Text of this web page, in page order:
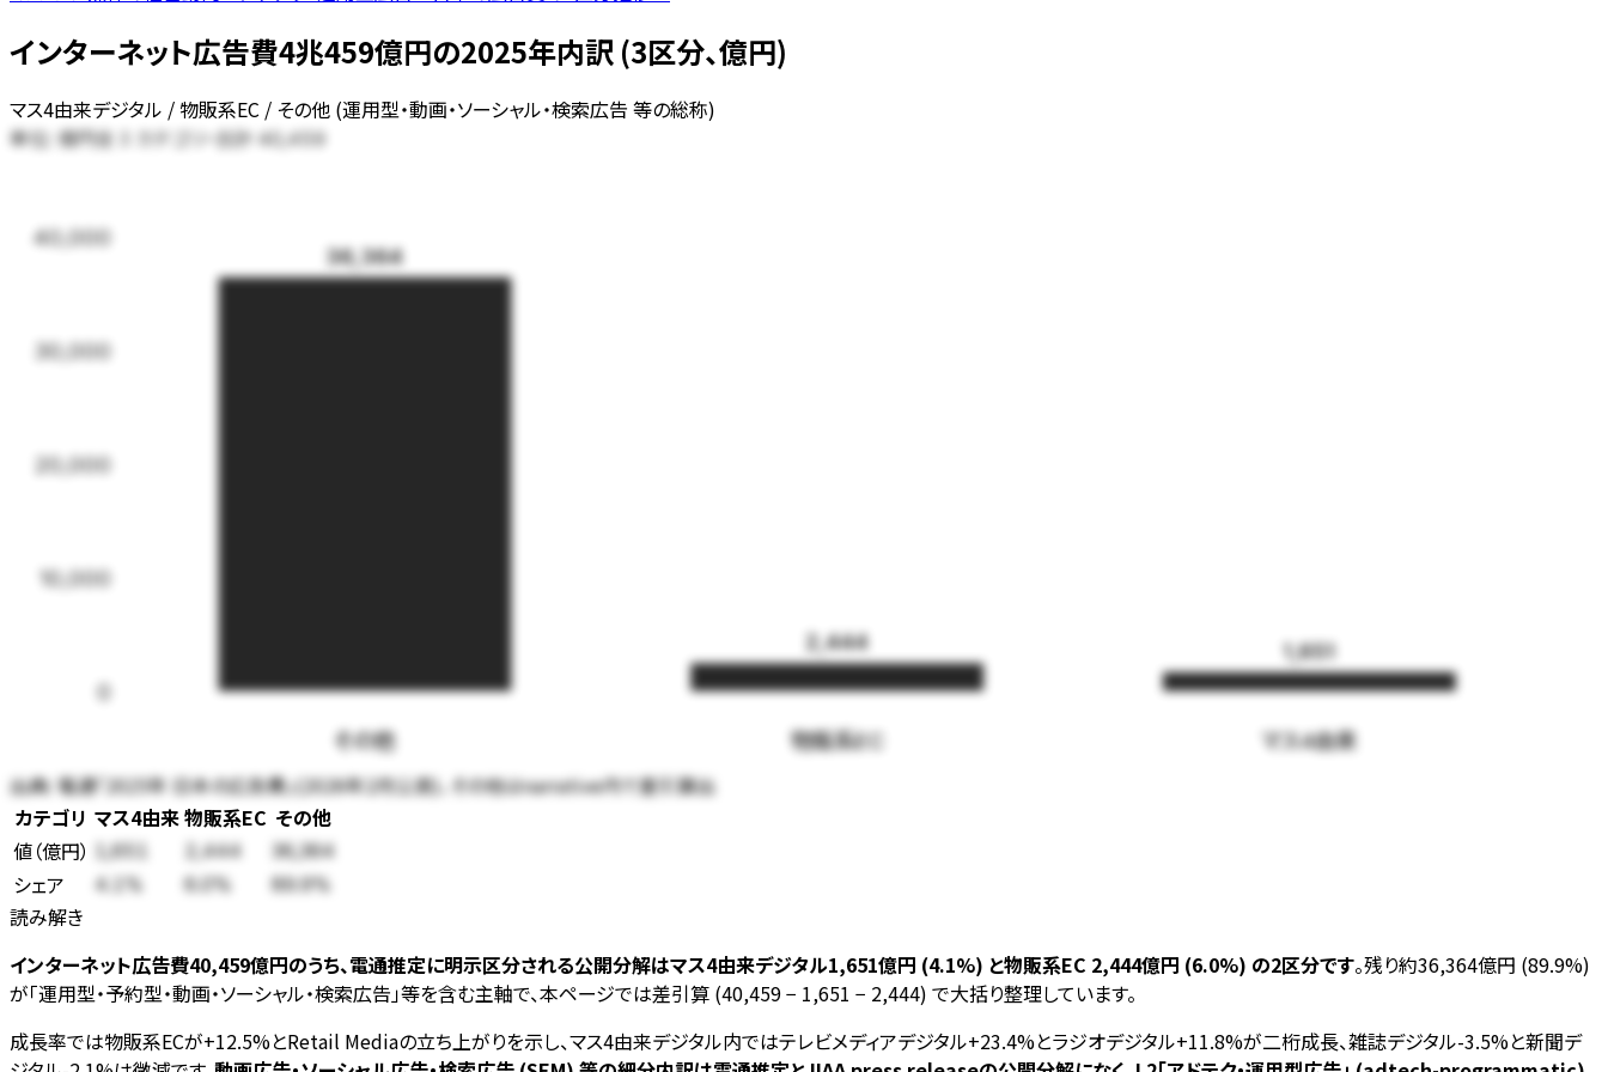
インターネット広告費4兆459億円の2025年内訳 (3区分、億円)
マス4由来デジタル / 物販系EC / その他 (運用型・動画・ソーシャル・検索広告 等の総称)
単位: 億円全 カテゴリ・合計 40,459
0
10,000
20,000
30,000
40,000
36,364
その他
2,444
物販系EC
1,651
マス4由来
出典:電通「2025年 日本の広告費」(2026年2月公表)、その他はnarrative内で差引算出
カテゴリ マス4由来物販系EC その他
値（億円） 1,651 2,444 36,364
シェア 4.1 % 6.0% 89.9%
読み解き
インターネット広告費40,459億円のうち、電通推定に明示区分される公開分解はマス4由来デジタル1,651億円 (4.1%) と物販系EC 2,444億円 (6.0%) の2区分です。残り約36,364億円 (89.9%)
が「運用型・予約型・動画・ソーシャル・検索広告」等を含む主軸で、本ページでは差引算 (40,459 − 1,651 − 2,444) で大括り整理しています。
成長率では物販系ECが+12.5%とRetail Mediaの立ち上がりを示し、マス4由来デジタル内ではテレビメディアデジタル+23.4%とラジオデジタル+11.8%が二桁成長、雑誌デジタル-3.5%と新聞デ